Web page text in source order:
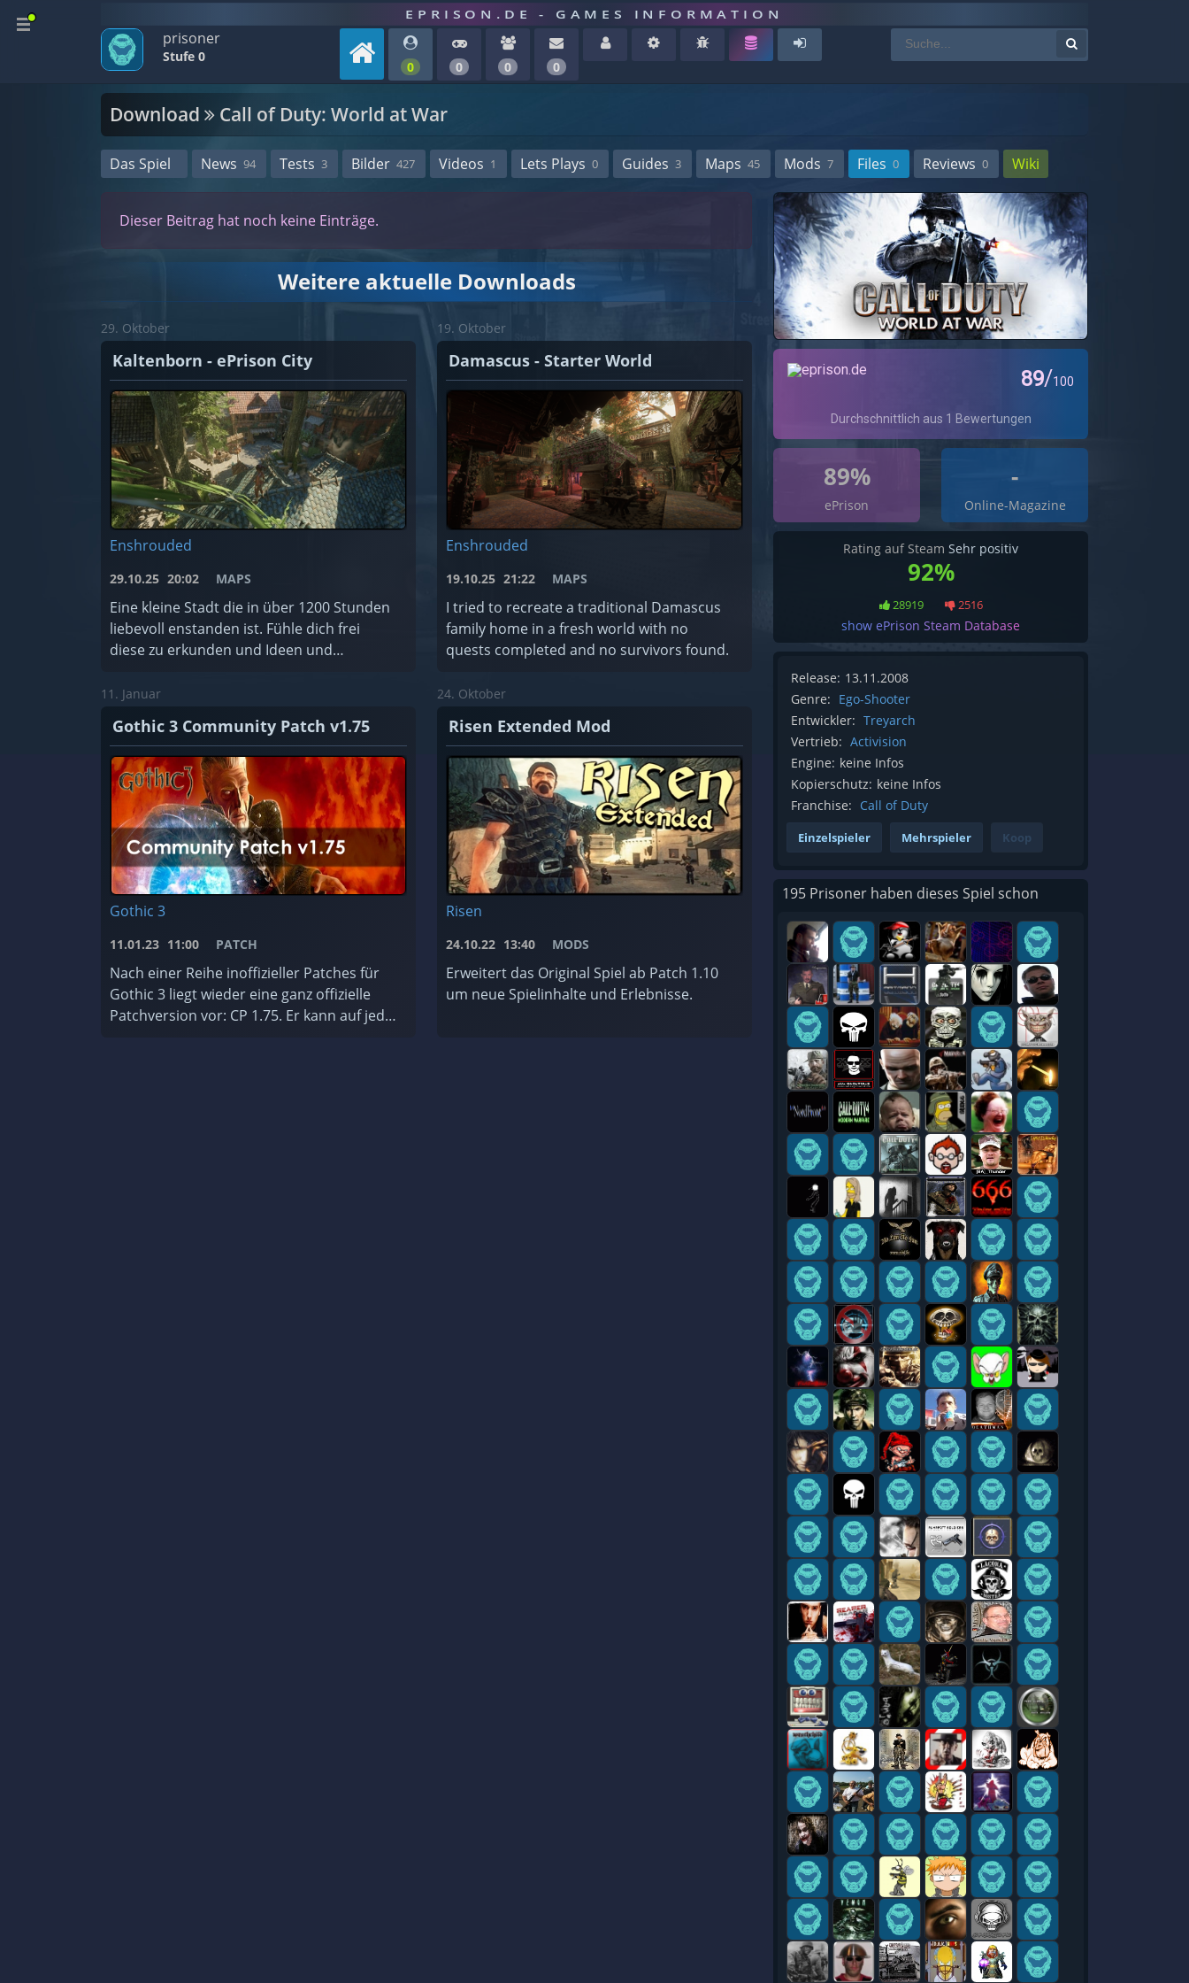
EPRISON.DE - GAMES INFORMATION
prisoner
Stufe 0
0 0 0 0
Download Call of Duty: World at War
Das Spiel News 94 Tests 3 Bilder 427 Videos 1 Lets Plays 0 Guides 3 Maps 45 Mods 7 Files 0 Reviews 0 Wiki
Dieser Beitrag hat noch keine Einträge.
Weitere aktuelle Downloads
29. Oktober
Kaltenborn - ePrison City
Enshrouded
29.10.25 20:02 MAPS
Eine kleine Stadt die in über 1200 Stunden
liebevoll enstanden ist. Fühle dich frei
diese zu erkunden und Ideen und
19. Oktober
Damascus - Starter World
Enshrouded
19.10.25 21:22 MAPS
I tried to recreate a traditional Damascus
family home in a fresh world with no
quests completed and no survivors found.
11. Januar
Gothic 3 Community Patch v1.75
Gothic 3
11.01.23 11:00 PATCH
Nach einer Reihe inoffizieller Patches für
Gothic 3 liegt wieder eine ganz offizielle
Patchversion vor: CP 1.75. Er kann auf jede
24. Oktober
Risen Extended Mod
Risen
24.10.22 13:40 MODS
Erweitert das Original Spiel ab Patch 1.10
um neue Spielinhalte und Erlebnisse.
89%
ePrison
-
Online-Magazine
Rating auf Steam Sehr positiv
92%
28919 2516
show ePrison Steam Database
Release: 13.11.2008
Genre: Ego-Shooter
Entwickler: Treyarch
Vertrieb: Activision
Engine: keine Infos
Kopierschutz: keine Infos
Franchise: Call of Duty
Einzelspieler Mehrspieler Koop
195 Prisoner haben dieses Spiel schon